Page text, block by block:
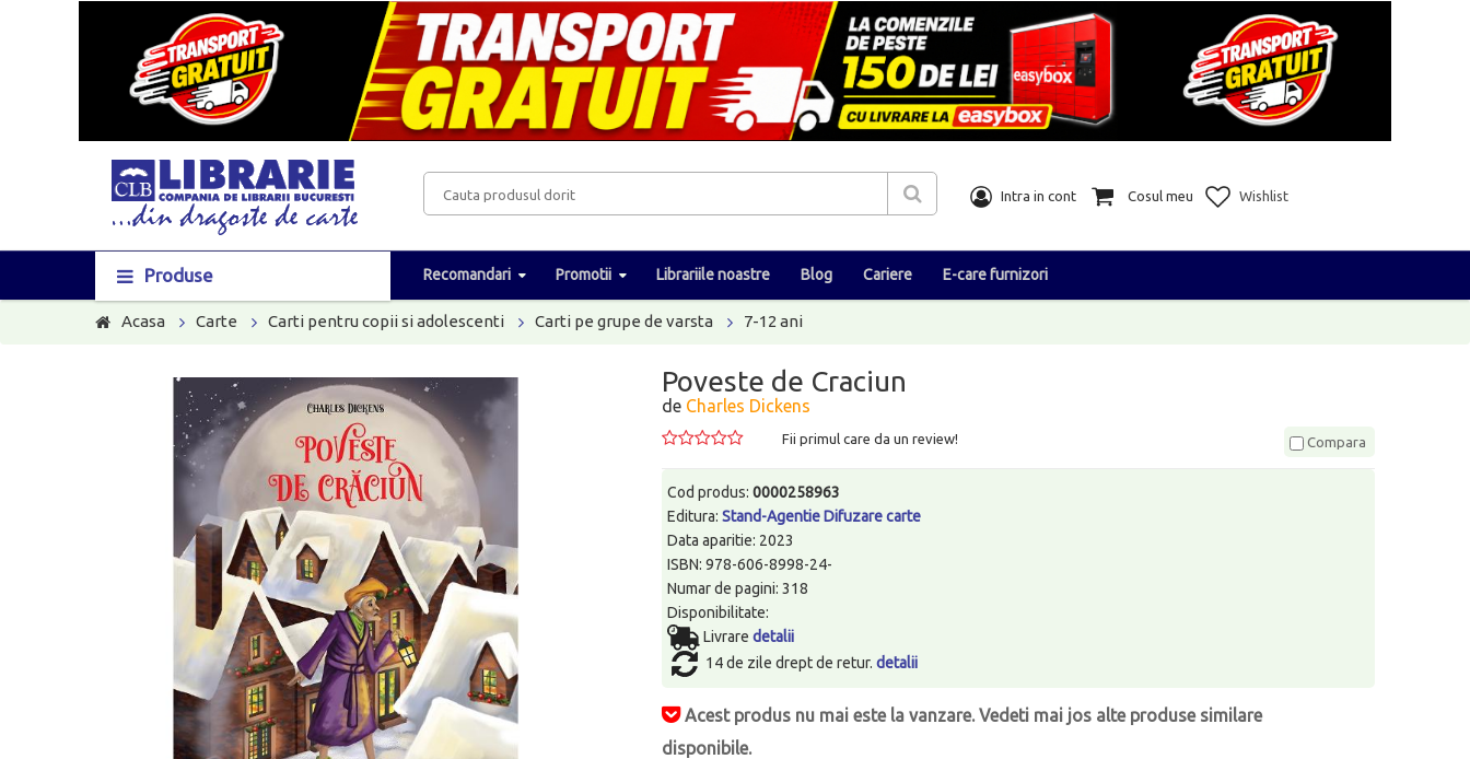
Intra in cont Cosul meu Wishlist
Produse Recomandari Promotii Librariile noastre Blog Cariere E-care furnizori
Acasa Carte Carti pentru copii si adolescenti Carti pe grupe de varsta 7-12 ani
Poveste de Craciun
de Charles Dickens
Fii primul care da un review! Compara
Cod produs:0000258963
Editura:Stand-Agentie Difuzare carte
Data aparitie: 2023
ISBN: 978-606-8998-24-
Numar de pagini: 318
Disponibilitate:
Livraredetalii
14 de zile drept de retur.detalii
Acest produs nu mai este la vanzare. Vedeti mai jos alte produse similare
disponibile.